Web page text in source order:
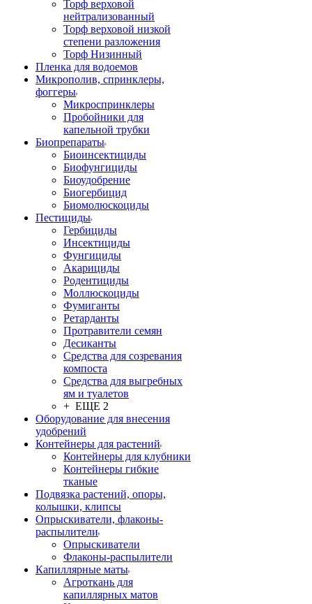
Торф верховой
нейтрализованный
Торф верховой низкой
степени разложения
Торф Низинный
Пленка для водоемов
Микрополив, спринклеры,
фоггеры
Микроспринклеры
Пробойники для
капельной трубки
Биопрепараты
Биоинсектициды
Биофунгициды
Биоудобрение
Биогербицид
Биомолюскоциды
Пестициды
Гербициды
Инсектициды
Фунгициды
Акарициды
Родентициды
Моллюскоциды
Фумиганты
Ретарданты
Протравители семян
Десиканты
Средства для созревания
компоста
Средства для выгребных
ям и туалетов
+ ЕЩЕ 2
Оборудование для внесения
удобрений
Контейнеры для растений
Контейнеры для клубники
Контейнеры гибкие
тканые
Подвязка растений, опоры,
колышки, клипсы
Опрыскиватели, флаконы-
распылители
Опрыскиватели
Флаконы-распылители
Капиллярные маты
Агроткань для
капиллярных матов